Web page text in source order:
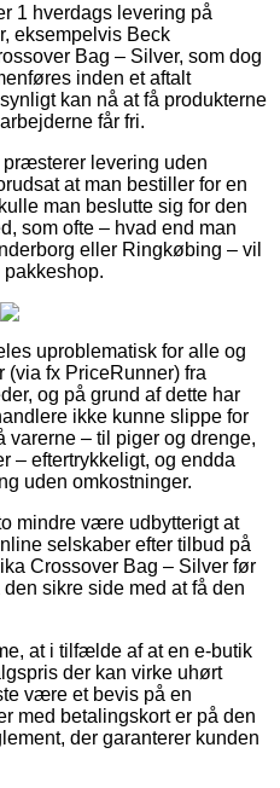
1 hverdags levering på
eksempelvis Beck
Bag – Silver, som dog
inden et aftalt
kan nå at få produkterne
får fri.
levering uden
at man bestiller for en
man beslutte sig for den
som ofte – hvad end man
eller Ringkøbing – vil
uproblematisk for alle og
(via fx PriceRunner) fra
og på grund af dette har
ikke kunne slippe for
– til piger og drenge,
– eftertrykkeligt, og endda
uden omkostninger.
mindre være udbytterigt at
selskaber efter tilbud på
Crossover Bag – Silver før
sikre side med at få den
at i tilfælde af at en e-butik
der kan virke uhørt
være et bevis på en
med betalingskort er på den
der garanterer kunden